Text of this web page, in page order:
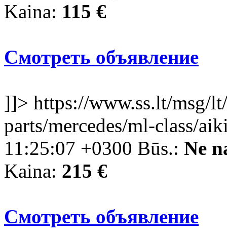
Kaina: 115 €
Смотреть объявление
]]> https://www.ss.lt/msg/
parts/mercedes/ml-class/
11:25:07 +0300 Būs.: Ne
Kaina: 215 €
Смотреть объявление